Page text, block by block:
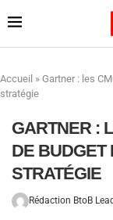
Accueil » Gartner : les
stratégie
GARTNER :
DE BUDGET
STRATÉGIE
Rédaction BtoB